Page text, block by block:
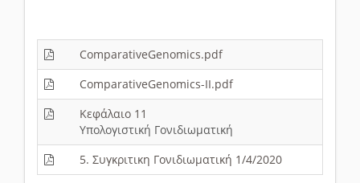
ComparativeGenomics.pdf
ComparativeGenomics-II.pdf
Κεφάλαιο 11
Υπολογιστική Γονιδιωματική
5. Συγκριτικη Γονιδιωματική 1/4/2020